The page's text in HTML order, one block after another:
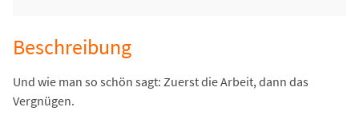
Beschreibung
Und wie man so schön sagt: Zuerst die Arbeit, dann das
Vergnügen.